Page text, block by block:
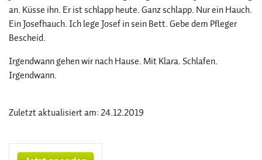
an. Küsse ihn. Er ist schlapp heute. Ganz schlapp. Nur ein Hauch.
Ein Josefhauch. Ich lege Josef in sein Bett. Gebe dem Pfleger
Bescheid.
Irgendwann gehen wir nach Hause. Mit Klara. Schlafen.
Irgendwann.
Zuletzt aktualisiert am: 24.12.2019